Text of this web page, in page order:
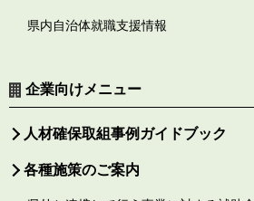
県内自治体就職支援情報
企業向けメニュー
人材確保取組事例ガイドブック
各種施策のご案内